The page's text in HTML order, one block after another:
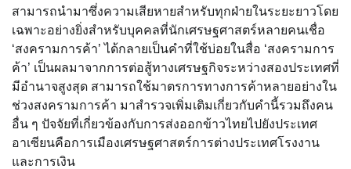
สามารถนำมาซึ่งความเสียหายสำหรับทุกฝ่ายในระยะยาวโดย
เฉพาะอย่างยิ่งสำหรับบุคคลที่นักเศรษฐศาสตร์หลายคนเชื่อ
‘สงครามการค้า’ ได้กลายเป็นคำที่ใช้บ่อยในสื่อ ‘สงครามการ
ค้า’ เป็นผลมาจากการต่อสู้ทางเศรษฐกิจระหว่างสองประเทศที่
มีอำนาจสูงสุด สามารถใช้มาตรการทางการค้าหลายอย่างใน
ช่วงสงครามการค้า มาสำรวจเพิ่มเติมเกี่ยวกับคำนี้รวมถึงคน
อื่น ๆ ปัจจัยที่เกี่ยวข้องกับการส่งออกข้าวไทยไปยังประเทศ
อาเซียนคือการเมืองเศรษฐศาสตร์การต่างประเทศโรงงาน
และการเงิน